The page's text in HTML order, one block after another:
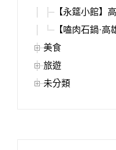
【永筵小館】
【嗑肉石鍋·
美食
旅遊
未分類